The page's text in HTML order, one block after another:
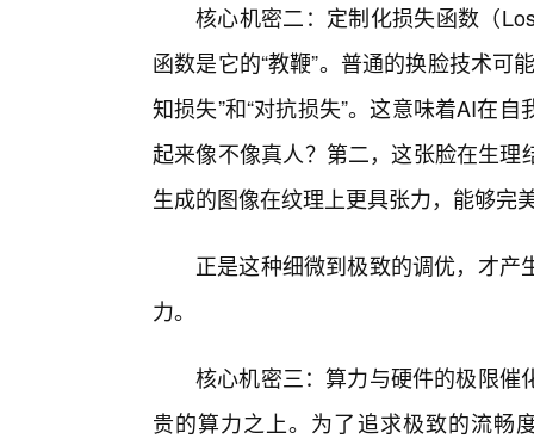
核心机密二：定制化损失函数（
函数是它的“教鞭”。普通的换脸技术可
知损失”和“对抗损失”。这意味着AI在
起来像不像真人？第二，这张脸在生
生成的图像在纹理上更具张力，能够完
正是这种细微到极致的调优，才
力。
核心机密三：算力与硬件的极限催
贵的算力之上。为了追求极致的流畅